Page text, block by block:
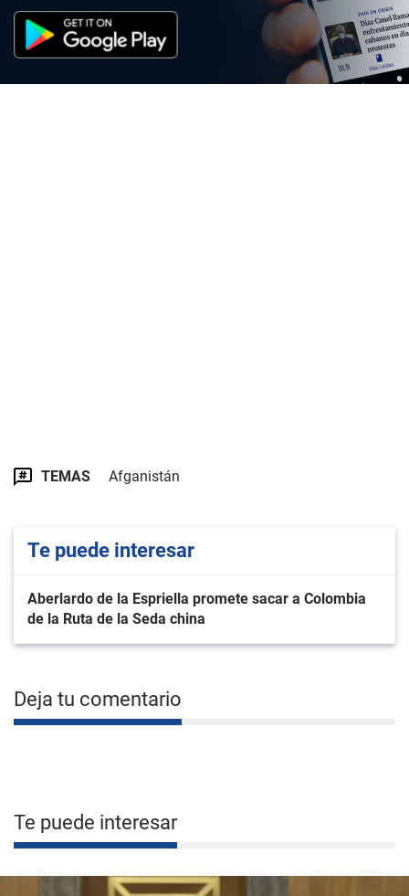
TEMAS Afganistán
Te puede interesar
Aberlardo de la Espriella promete sacar a Colombia
de la Ruta de la Seda china
Deja tu comentario
Te puede interesar